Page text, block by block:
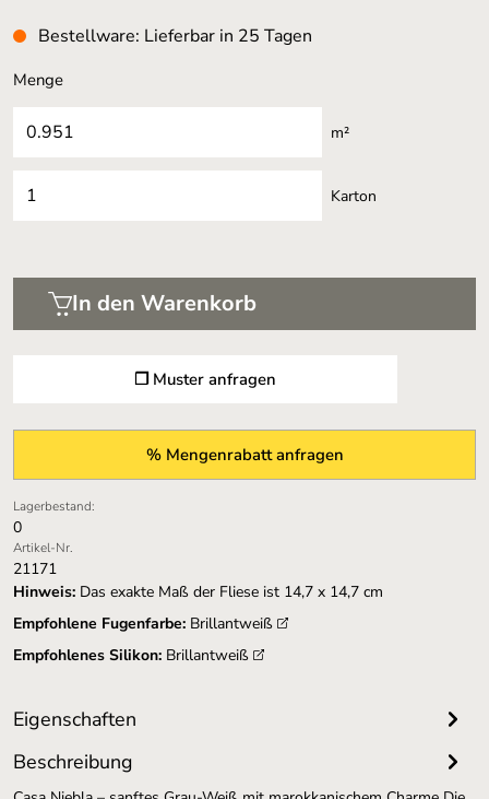
Bestellware: Lieferbar in 25 Tagen
❐ Muster anfragen
Menge
m²
Karton
In den Warenkorb
% Mengenrabatt anfragen
Lagerbestand:
0
Artikel-Nr.
21171
Hinweis:Das exakte Maß der Fliese ist 14,7 x 14,7 cm
Empfohlene Fugenfarbe: Brillantweiß
Empfohlenes Silikon: Brillantweiß
Eigenschaften
Beschreibung